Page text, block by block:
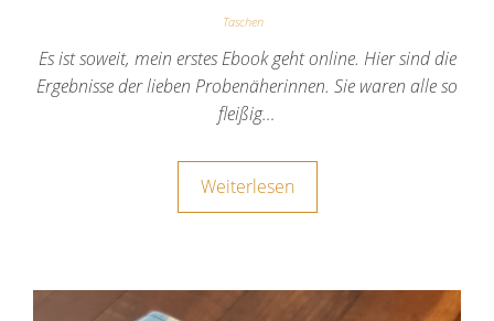
Taschen
Es ist soweit, mein erstes Ebook geht online. Hier sind die
Ergebnisse der lieben Probenäherinnen. Sie waren alle so
fleißig…
Weiterlesen